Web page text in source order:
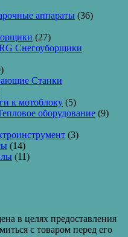
аппараты (36)
(27)
Снегоуборщики
Станки
к мотоблоку (5)
оборудование (9)
(3)
(14)
(11)
в целях предоставления
с товаром перед его